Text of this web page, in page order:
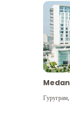
Гуруграм